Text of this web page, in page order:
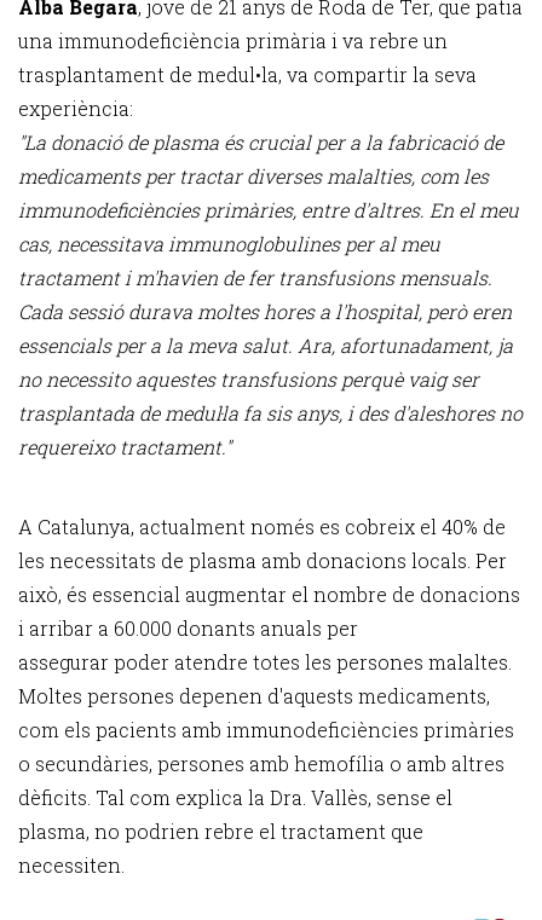
Alba Begara, jove de 21 anys de Roda de Ter, que patia
una immunodeficiència primària i va rebre un
trasplantament de medul•la, va compartir la seva
experiència:
"La donació de plasma és crucial per a la fabricació de
medicaments per tractar diverses malalties, com les
immunodeficiències primàries, entre d'altres. En el meu
cas, necessitava immunoglobulines per al meu
tractament i m'havien de fer transfusions mensuals.
Cada sessió durava moltes hores a l'hospital, però eren
essencials per a la meva salut. Ara, afortunadament, ja
no necessito aquestes transfusions perquè vaig ser
trasplantada de medul·la fa sis anys, i des d'aleshores no
requereixo tractament."
A Catalunya, actualment només es cobreix el 40% de
les necessitats de plasma amb donacions locals. Per
això, és essencial augmentar el nombre de donacions
i arribar a 60.000 donants anuals per
assegurar poder atendre totes les persones malaltes.
Moltes persones depenen d'aquests medicaments,
com els pacients amb immunodeficiències primàries
o secundàries, persones amb hemofília o amb altres
dèficits. Tal com explica la Dra. Vallès, sense el
plasma, no podrien rebre el tractament que
necessiten.